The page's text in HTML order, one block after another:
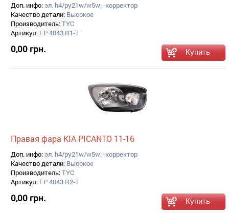
Доп. инфо:эл. h4/py21w/w5w; -корректор
Качество детали: Высокое
Производитель:TYC
Артикул: FP 4043 R1-T
0,00 грн.
Правая фара KIA PICANTO 11-16
Доп. инфо:эл. h4/py21w/w5w; -корректор
Качество детали: Высокое
Производитель:TYC
Артикул: FP 4043 R2-T
0,00 грн.